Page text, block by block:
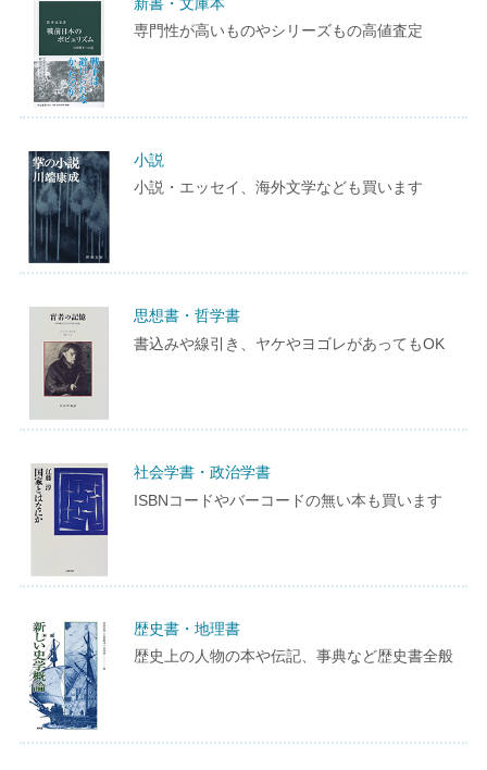
専門性が高いものやシリーズもの高値査定
小説
小説・エッセイ、海外文学なども買います
思想書・哲学書
書込みや線引き、ヤケやヨゴレがあってもOK
社会学書・政治学書
ISBNコードやバーコードの無い本も買います
歴史書・地理書
歴史上の人物の本や伝記、事典など歴史書全般